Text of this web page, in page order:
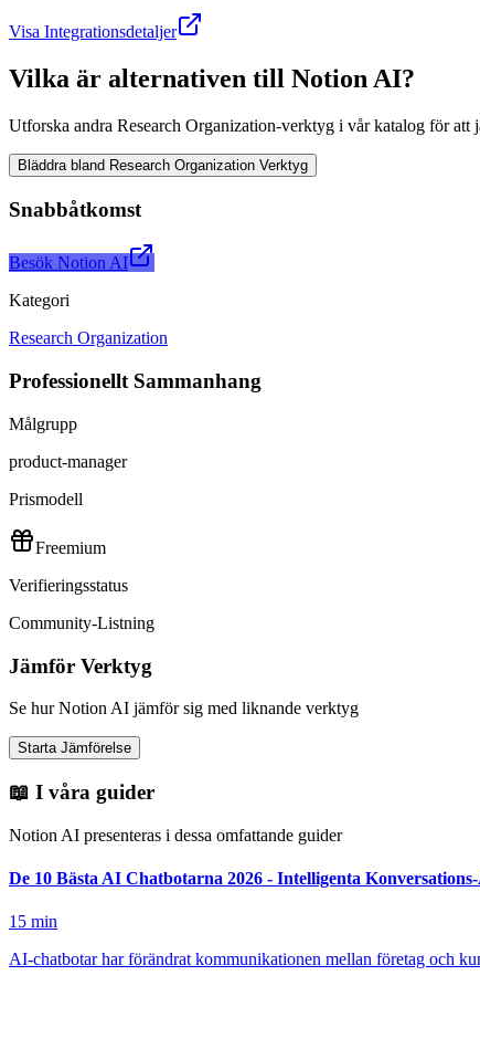
Visa Integrationsdetaljer
Vilka är alternativen till Notion AI?
Utforska andra Research Organization-verktyg i vår katalog för
Bläddra bland Research Organization Verktyg
Snabbåtkomst
Besök Notion AI
Kategori
Research Organization
Professionellt Sammanhang
Målgrupp
product-manager
Prismodell
Freemium
Verifieringsstatus
Community-Listning
Jämför Verktyg
Se hur Notion AI jämför sig med liknande verktyg
Starta Jämförelse
📖 I våra guider
Notion AI presenteras i dessa omfattande guider
De 10 Bästa AI Chatbotarna 2026 - Intelligenta
15 min
AI-chatbotar har förändrat kommunikationen mellan företag och